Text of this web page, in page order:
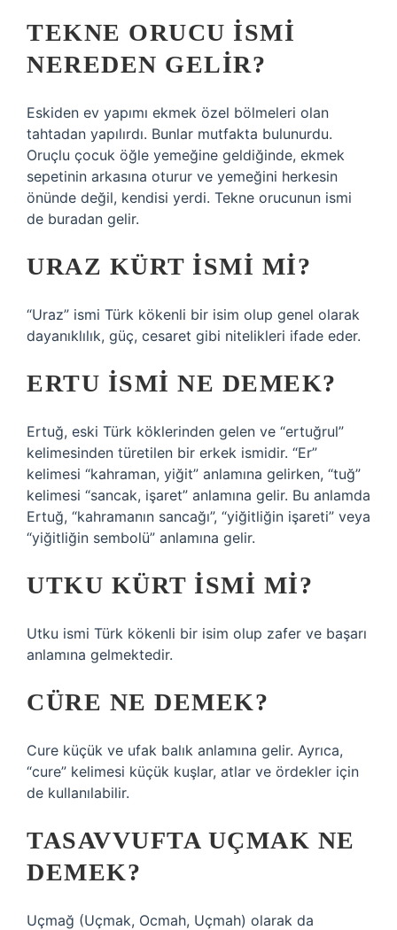
TEKNE ORUCU ISMI
NEREDEN GELIR?
Eskiden ev yapımı ekmek özel bölmeleri olan
tahtadan yapılırdı. Bunlar mutfakta bulunurdu.
Oruçlu çocuk öğle yemeğine geldiğinde, ekmek
sepetinin arkasına oturur ve yemeğini herkesin
önünde değil, kendisi yerdi. Tekne orucunun ismi
de buradan gelir.
URAZ KÜRT ISMI MI?
“Uraz” ismi Türk kökenli bir isim olup genel olarak
dayanıklılık, güç, cesaret gibi nitelikleri ifade eder.
ERTU ISMI NE DEMEK?
Ertuğ, eski Türk köklerinden gelen ve “ertuğrul”
kelimesinden türetilen bir erkek ismidir. “Er”
kelimesi “kahraman, yiğit” anlamına gelirken, “tuğ”
kelimesi “sancak, işaret” anlamına gelir. Bu anlamda
Ertuğ, “kahramanın sancağı”, “yiğitliğin işareti” veya
“yiğitliğin sembolü” anlamına gelir.
UTKU KÜRT ISMI MI?
Utku ismi Türk kökenli bir isim olup zafer ve başarı
anlamına gelmektedir.
CÜRE NE DEMEK?
Cure küçük ve ufak balık anlamına gelir. Ayrıca,
“cure” kelimesi küçük kuşlar, atlar ve ördekler için
de kullanılabilir.
TASAVVUFTA UÇMAK NE
DEMEK?
Uçmağ (Uçmak, Ocmah, Uçmah) olarak da